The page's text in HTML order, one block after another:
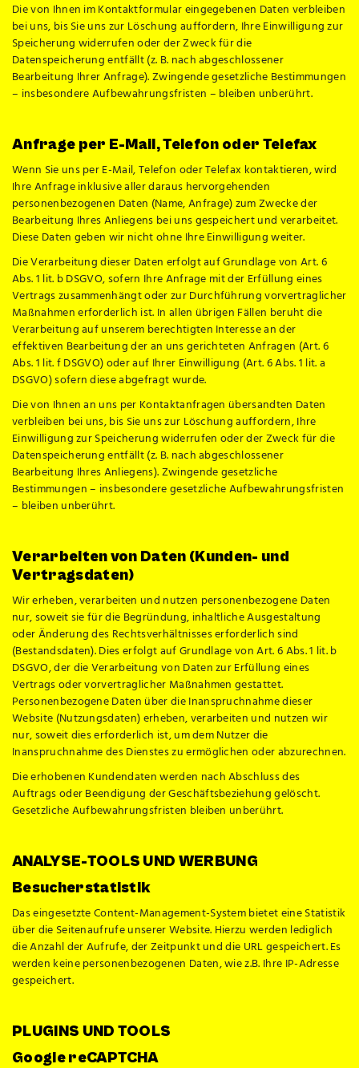
Die von Ihnen im Kontaktformular eingegebenen Daten verbleiben
bei uns, bis Sie uns zur Löschung auffordern, Ihre Einwilligung zur
Speicherung widerrufen oder der Zweck für die
Datenspeicherung entfällt (z. B. nach abgeschlossener
Bearbeitung Ihrer Anfrage). Zwingende gesetzliche Bestimmungen
– insbesondere Aufbewahrungsfristen – bleiben unberührt.
Anfrage per E-Mail, Telefon oder Telefax
Wenn Sie uns per E-Mail, Telefon oder Telefax kontaktieren, wird
Ihre Anfrage inklusive aller daraus hervorgehenden
personenbezogenen Daten (Name, Anfrage) zum Zwecke der
Bearbeitung Ihres Anliegens bei uns gespeichert und verarbeitet.
Diese Daten geben wir nicht ohne Ihre Einwilligung weiter.
Die Verarbeitung dieser Daten erfolgt auf Grundlage von Art. 6
Abs. 1 lit. b DSGVO, sofern Ihre Anfrage mit der Erfüllung eines
Vertrags zusammenhängt oder zur Durchführung vorvertraglicher
Maßnahmen erforderlich ist. In allen übrigen Fällen beruht die
Verarbeitung auf unserem berechtigten Interesse an der
effektiven Bearbeitung der an uns gerichteten Anfragen (Art. 6
Abs. 1 lit. f DSGVO) oder auf Ihrer Einwilligung (Art. 6 Abs. 1 lit. a
DSGVO) sofern diese abgefragt wurde.
Die von Ihnen an uns per Kontaktanfragen übersandten Daten
verbleiben bei uns, bis Sie uns zur Löschung auffordern, Ihre
Einwilligung zur Speicherung widerrufen oder der Zweck für die
Datenspeicherung entfällt (z. B. nach abgeschlossener
Bearbeitung Ihres Anliegens). Zwingende gesetzliche
Bestimmungen – insbesondere gesetzliche Aufbewahrungsfristen
– bleiben unberührt.
Verarbeiten von Daten (Kunden- und
Vertragsdaten)
Wir erheben, verarbeiten und nutzen personenbezogene Daten
nur, soweit sie für die Begründung, inhaltliche Ausgestaltung
oder Änderung des Rechtsverhältnisses erforderlich sind
(Bestandsdaten). Dies erfolgt auf Grundlage von Art. 6 Abs. 1 lit. b
DSGVO, der die Verarbeitung von Daten zur Erfüllung eines
Vertrags oder vorvertraglicher Maßnahmen gestattet.
Personenbezogene Daten über die Inanspruchnahme dieser
Website (Nutzungsdaten) erheben, verarbeiten und nutzen wir
nur, soweit dies erforderlich ist, um dem Nutzer die
Inanspruchnahme des Dienstes zu ermöglichen oder abzurechnen.
Die erhobenen Kundendaten werden nach Abschluss des
Auftrags oder Beendigung der Geschäftsbeziehung gelöscht.
Gesetzliche Aufbewahrungsfristen bleiben unberührt.
ANALYSE-TOOLS UND WERBUNG
Besucherstatistik
Das eingesetzte Content-Management-System bietet eine Statistik
über die Seitenaufrufe unserer Website. Hierzu werden lediglich
die Anzahl der Aufrufe, der Zeitpunkt und die URL gespeichert. Es
werden keine personenbezogenen Daten, wie z.B. Ihre IP-Adresse
gespeichert.
PLUGINS UND TOOLS
Google reCAPTCHA